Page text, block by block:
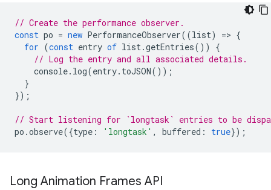
// Create the performance observer.
const po = new PerformanceObserver((list) => {
for (const entry of list.getEntries())
{
// Log the entry and all associated details.
console. log(entry. toJSON());
}
});
// Start listening for `longtask` entries to be
po .observe({type : 'longtask' , buffered : true});
Long Animation Frames API